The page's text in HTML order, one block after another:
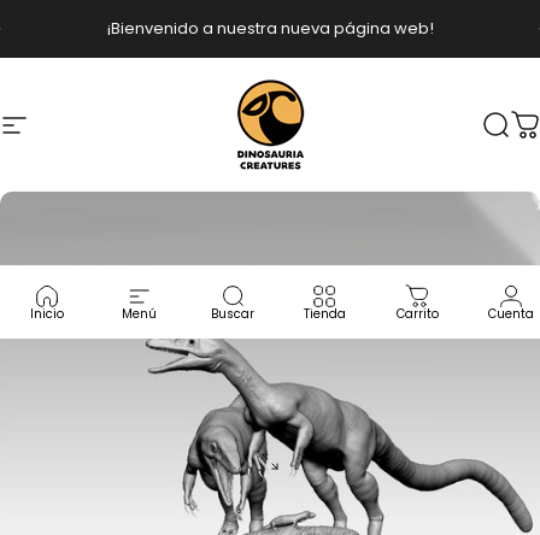
¡Bienvenido a nuestra nueva página web!
diapositivas pausa
Navegación Dinosauria Creatures
Inicio Menú Buscar Tienda Carrito Cuenta